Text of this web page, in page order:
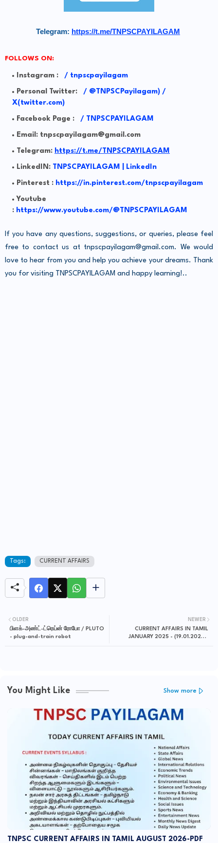
Telegram: https://t.me/TNPSCPAYILAGAM
FOLLOWS ON:
Instagram : / tnpscpayilagam
Personal Twitter: / @TNPSCPayilagam) /
X(twitter.com)
Facebook Page : / TNPSCPAYILAGAM
Email: tnpscpayilagam@gmail.com
Telegram: https://t.me/TNPSCPAYILAGAM
LinkedIN: TNPSCPAYILAGAM | LinkedIn
Pinterest : https://in.pinterest.com/tnpscpayilagam
Youtube
: https://www.youtube.com/@TNPSCPAYILAGAM
If you have any questions, suggestions, or queries, please feel
free to contact us at tnpscpayilagam@gmail.com. We would
love to hear from you and help you achieve your dreams. Thank
you for visiting TNPSCPAYILAGAM and happy learning!..
Tags: CURRENT AFFAIRS
NEWER
CURRENT AFFAIRS IN TAMIL
JANUARY 2025 - (19.01.2025 -
OLDER
பிளக்-அண்ட்-ட்ரெய்ன் ரோபோ / PLUTO
- plug-and-train robot
You Might Like Show more
TNPSC CURRENT AFFAIRS IN TAMIL AUGUST 2026-PDF